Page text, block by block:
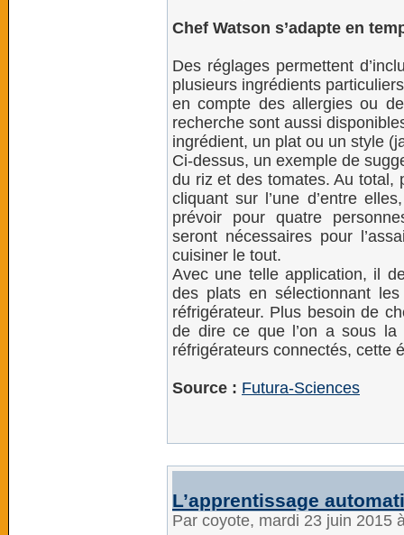
Chef Watson s’adapte en
Des réglages permettent
plusieurs ingrédients
en compte des allergies ou
recherche sont aussi
ingrédient, un plat ou un style
Ci-dessus, un exemple de
du riz et des tomates. Au total,
cliquant sur l’une d’entre
prévoir pour quatre
seront nécessaires pour
cuisiner le tout.
Avec une telle application, il
des plats en sélectionnant
réfrigérateur. Plus besoin de
de dire ce que l’on a sous la
réfrigérateurs connectés, cette
Source : Futura-Sciences
L’apprentissage
Par coyote, mardi 23 juin 2015